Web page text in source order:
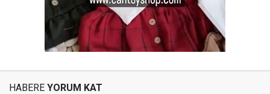
HABERE YORUM KAT